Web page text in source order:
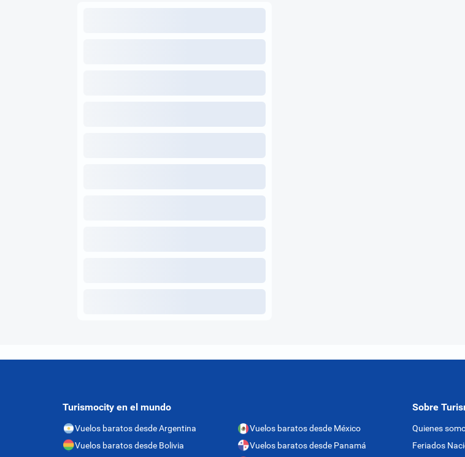
Turismocity en el mundo
Vuelos baratos desde Argentina
Vuelos baratos desde Bolivia
Vuelos baratos desde México
Vuelos baratos desde Panamá
Sobre
Quienes
Feriados